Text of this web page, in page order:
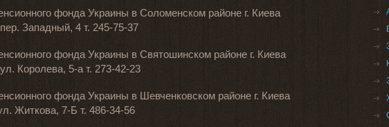
фонда Украины в Соломенском районе г. Киева
Западный, 4 т. 245-75-37
фонда Украины в Святошинском районе г. Киева
Королева, 5-а т. 273-42-23
фонда Украины в Шевченковском районе г. Киева
Житкова, 7-Б т. 486-34-56